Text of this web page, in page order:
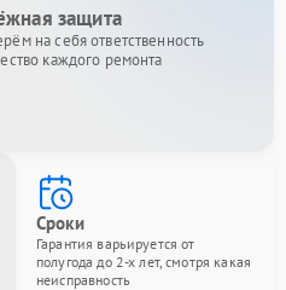
защита
на себя ответственность
каждого ремонта
Сроки
Гарантия варьируется от
полугода до 2-х лет, смотря какая
неисправность